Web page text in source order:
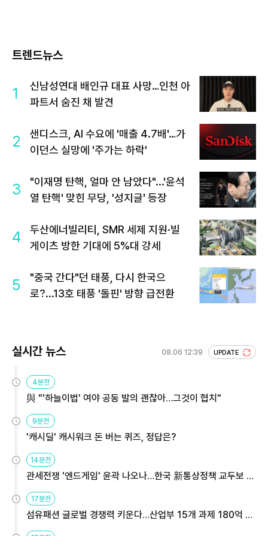
트렌드뉴스
1
신남성연대 배인규 대표 사망…인천 아
파트서 숨진 채 발견
2
샌디스크, AI 수요에 '매출 4.7배'…가
이던스 실망에 '주가는 하락'
3
"이재명 탄핵, 얼마 안 남았다"...'윤석
열 탄핵' 맞힌 무당, '성지글' 등장
4
두산에너빌리티, SMR 세제 지원·빌
게이츠 방한 기대에 5%대 강세
5
"중국 간다"던 태풍, 다시 한국으
로?...13호 태풍 '돌핀' 방향 급전환
실시간 뉴스 08.06 12:39 UPDATE
4분전
與 "'하늘이법' 여야 공동 발의 괜찮아…그것이 협치"
9분전
'캐시딜' 캐시워크 돈 버는 퀴즈, 정답은?
14분전
관세전쟁 '엔드게임' 윤곽 나오나…한국 新통상정책 교두보 활
17분전
섬유패션 글로벌 경쟁력 키운다…산업부 15개 과제 180억 지